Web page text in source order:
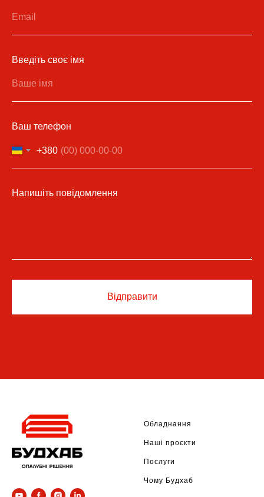
Введіть своє імя
Ваш телефон
+380
Напишіть повідомлення
Відправити
Обладнання
Наші проєкти
Послуги
Чому Будхаб